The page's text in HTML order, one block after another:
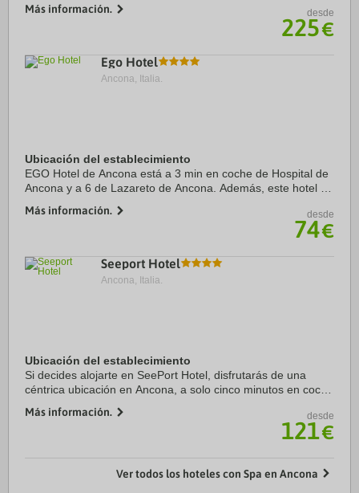
Además, este hotel de playa se ...
Más información. desde
225€
Ego Hotel
Ancona, Italia.
Ubicación del establecimiento
EGO Hotel de Ancona está a 3 min en coche de Hospital de
Ancona y a 6 de Lazareto de Ancona. Además, este hotel se
Theatre ...
Más información. desde
74€
Seeport Hotel
Ancona, Italia.
Ubicación del establecimiento
Si decides alojarte en SeePort Hotel, disfrutarás de una
céntrica ubicación en Ancona, a solo cinco minutos en coche
Además, este hotel con spa se ...
Más información. desde
121€
Ver todos los hoteles con Spa en Ancona